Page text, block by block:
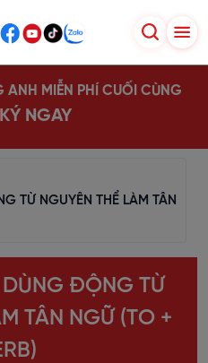
ANH MIỄN PHÍ CUỐI CÙNG
NGAY
TỪ NGUYÊN THỂ LÀM TÂN
ĐỘNG TỪ
TÂN NGỮ (TO +